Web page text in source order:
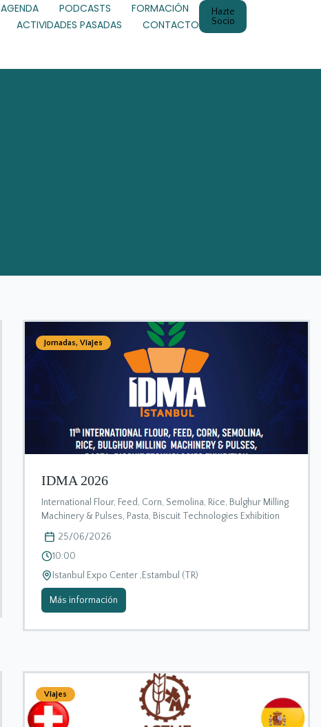
AGENDA PODCASTS
FORMACIÓN
ACTIVIDADES PASADAS
CONTACTO
Hazte
Socio
Jornadas, Viajes
IDMA 2026
International Flour, Feed, Corn, Semolina, Rice, Bulghur Milling
Machinery & Pulses, Pasta, Biscuit Technologies Exhibition
25/06/2026
10:00
Istanbul Expo Center ,Estambul (TR)
Más información
Viajes